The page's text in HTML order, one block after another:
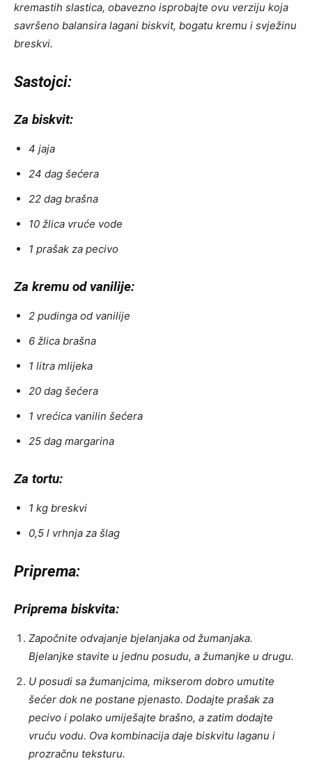
kremastih slastica, obavezno isprobajte ovu verziju koja
savršeno balansira lagani biskvit, bogatu kremu i svježinu
breskvi.
Sastojci:
Za biskvit:
4 jaja
24 dag šećera
22 dag brašna
10 žlica vruće vode
1 prašak za pecivo
Za kremu od vanilije:
2 pudinga od vanilije
6 žlica brašna
1 litra mlijeka
20 dag šećera
1 vrećica vanilin šećera
25 dag margarina
Za tortu:
1 kg breskvi
0,5 l vrhnja za šlag
Priprema:
Priprema biskvita:
Započnite odvajanje bjelanjaka od žumanjaka.
Bjelanjke stavite u jednu posudu, a žumanjke u drugu.
U posudi sa žumanjcima, mikserom dobro umutite
šećer dok ne postane pjenasto. Dodajte prašak za
pecivo i polako umiješajte brašno, a zatim dodajte
vruću vodu. Ova kombinacija daje biskvitu laganu i
prozračnu teksturu.